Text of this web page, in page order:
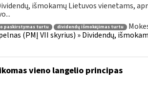
išmokamų Lietuvos vienetams,
paskirstymas turtu dividendų išmokėjimas turtu
(PMĮ VII skyrius) » Dividendų,
vieno langelio principas